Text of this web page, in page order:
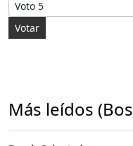
Más leídos